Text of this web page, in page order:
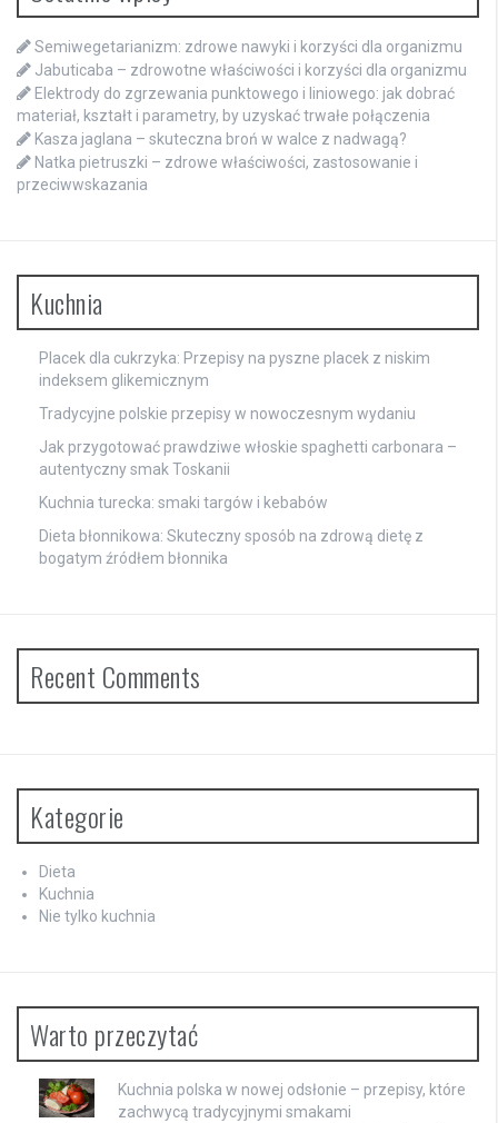
Semiwegetarianizm: zdrowe nawyki i korzyści dla organizmu
Jabuticaba – zdrowotne właściwości i korzyści dla organizmu
Elektrody do zgrzewania punktowego i liniowego: jak dobrać
materiał, kształt i parametry, by uzyskać trwałe połączenia
Kasza jaglana – skuteczna broń w walce z nadwagą?
Natka pietruszki – zdrowe właściwości, zastosowanie i
przeciwwskazania
Kuchnia
Placek dla cukrzyka: Przepisy na pyszne placek z niskim
indeksem glikemicznym
Tradycyjne polskie przepisy w nowoczesnym wydaniu
Jak przygotować prawdziwe włoskie spaghetti carbonara –
autentyczny smak Toskanii
Kuchnia turecka: smaki targów i kebabów
Dieta błonnikowa: Skuteczny sposób na zdrową dietę z
bogatym źródłem błonnika
Recent Comments
Kategorie
Dieta
Kuchnia
Nie tylko kuchnia
Warto przeczytać
Kuchnia polska w nowej odsłonie – przepisy, które
zachwycą tradycyjnymi smakami